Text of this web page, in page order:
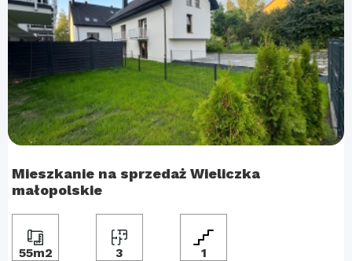
Mieszkanie na sprzedaż Wieliczka
małopolskie
55m2 3 1